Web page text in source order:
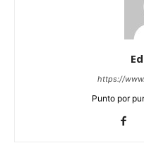
https://
Punto por